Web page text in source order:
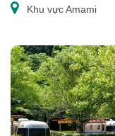
Khu vực Amami